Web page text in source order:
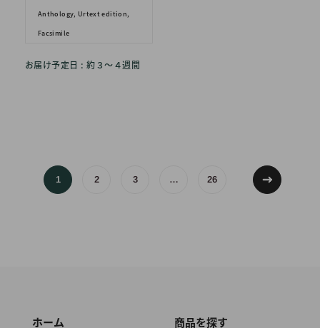
Anthology, Urtext edition,
Facsimile
お届け予定日 : 約３〜４週間
1 2 3 … 26
ホーム 商品を探す